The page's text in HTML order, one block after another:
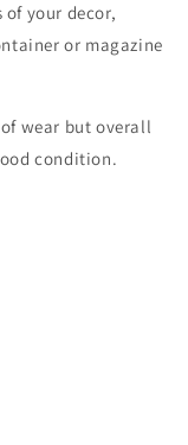
your decor,
or magazine
wear but overall
condition.